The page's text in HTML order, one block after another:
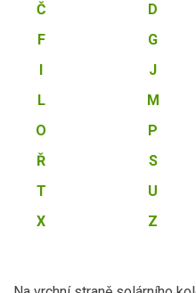
Č
D
F
G
I
J
L
M
O
P
Ř
S
T
U
X
Z